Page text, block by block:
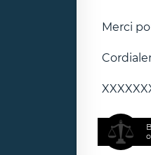
Merci